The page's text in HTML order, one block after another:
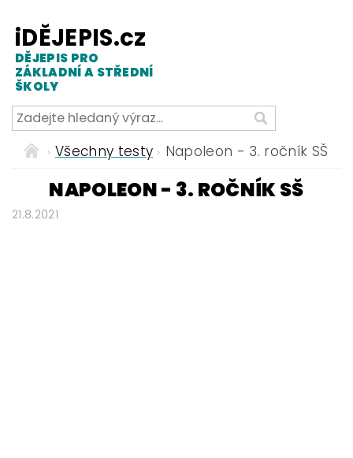
iDĚJEPIS.cz
DĚJEPIS PRO
ZÁKLADNÍ A STŘEDNÍ
ŠKOLY
Všechny testy Napoleon - 3. ročník SŠ
NAPOLEON - 3. ROČNÍK SŠ
21.8.2021